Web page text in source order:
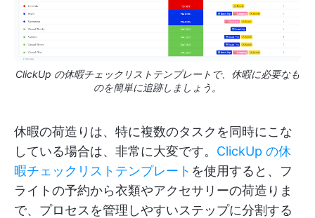
ClickUp の休暇チェックリストテンプレートで、休暇に必要なも
のを簡単に追跡しましょう。
休暇の荷造りは、特に複数のタスクを同時にこな
している場合は、非常に大変です。 ClickUp の休
暇チェックリストテンプレート を使用すると、フ
ライトの予約から衣類やアクセサリーの荷造りま
で、プロセスを管理しやすいステップに分割する